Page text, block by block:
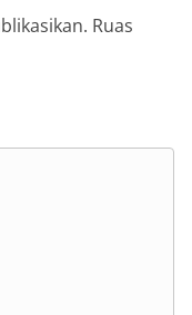
Ruas